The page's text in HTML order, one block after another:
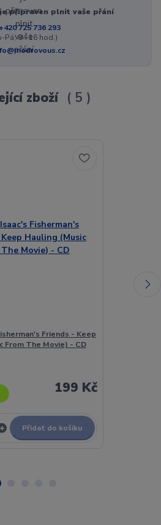
připraven plnit vaše přání
+420 725 736 293
Pá, 8 - 16 hod.)
zboží 5
Friends - Keep
From The Movie) - CD
199 Kč
Přidat do košíku